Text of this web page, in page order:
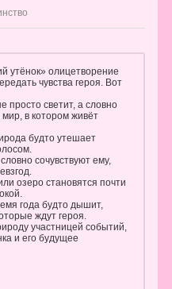
утёнок» олицетворение
чувства героя. Вот
просто светит, а словно
в котором живёт
будто утешает
сочувствуют ему,
озеро становятся почти
года будто дышит,
ждут героя.
участницей событий,
и его будущее